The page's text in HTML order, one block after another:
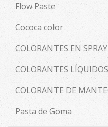
Flow Paste
Cococa color
COLORANTES EN SPRAY
COLORANTES
COLORANTE DE
Pasta de Goma